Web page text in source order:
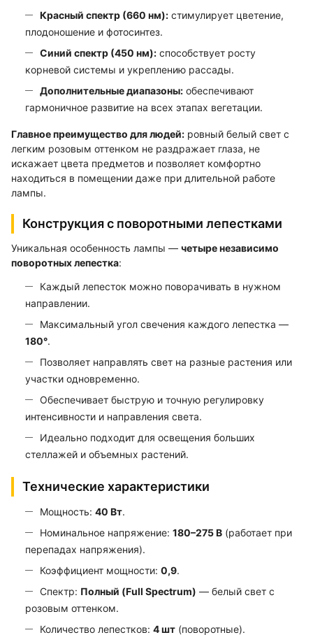
Красный спектр (660 нм): стимулирует цветение,
плодоношение и фотосинтез.
Синий спектр (450 нм): способствует росту
корневой системы и укреплению рассады.
Дополнительные диапазоны: обеспечивают
гармоничное развитие на всех этапах вегетации.
Главное преимущество для людей: ровный белый свет с
легким розовым оттенком не раздражает глаза, не
искажает цвета предметов и позволяет комфортно
находиться в помещении даже при длительной работе
лампы.
Конструкция с поворотными лепестками
Уникальная особенность лампы — четыре независимо
поворотных лепестка:
Каждый лепесток можно поворачивать в нужном
направлении.
Максимальный угол свечения каждого лепестка —
180°.
Позволяет направлять свет на разные растения или
участки одновременно.
Обеспечивает быструю и точную регулировку
интенсивности и направления света.
Идеально подходит для освещения больших
стеллажей и объемных растений.
Технические характеристики
Мощность: 40 Вт.
Номинальное напряжение: 180–275 В (работает при
перепадах напряжения).
Коэффициент мощности: 0,9.
Спектр: Полный (Full Spectrum) — белый свет с
розовым оттенком.
Количество лепестков: 4 шт (поворотные).